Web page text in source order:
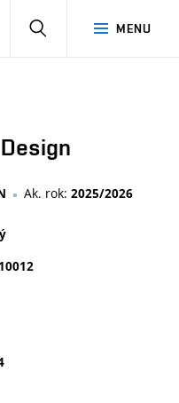
MENU
Ak. rok: 2025/2026